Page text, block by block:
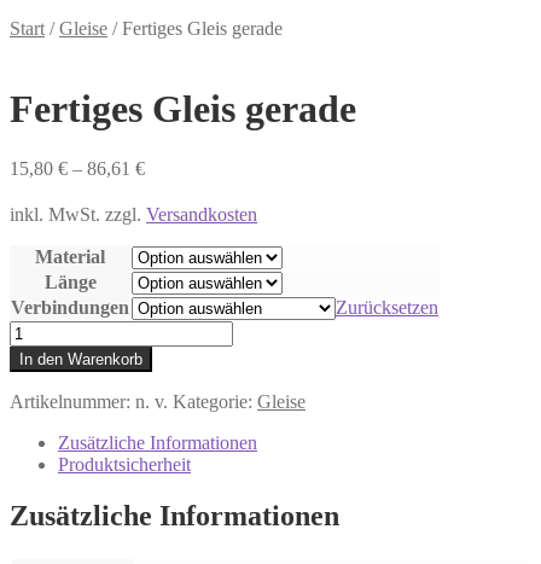
Start /Gleise /Fertiges Gleis gerade
Fertiges Gleis gerade
15,80 € – 86,61 €
inkl. MwSt. zzgl. Versandkosten
Material
Länge
Verbindungen
Zurücksetzen
Fertiges
Gleis
gerade
Menge
In den Warenkorb
Artikelnummer: n. v. Kategorie: Gleise
Zusätzliche Informationen
Produktsicherheit
Zusätzliche Informationen